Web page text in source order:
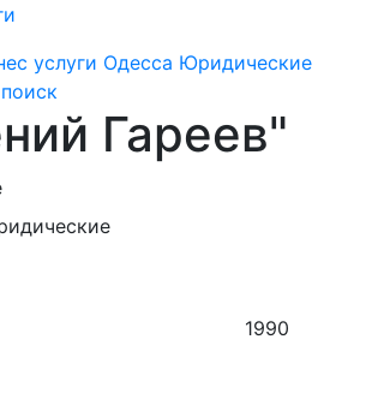
услуги Одесса Юридические
Гареев"
1990